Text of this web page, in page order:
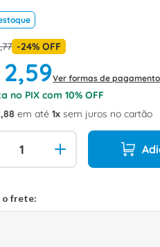
,77 -24% OFF
2,59Ver formas de pagamento
no PIX com10% OFF
,88 em até1 sem juros no cartão